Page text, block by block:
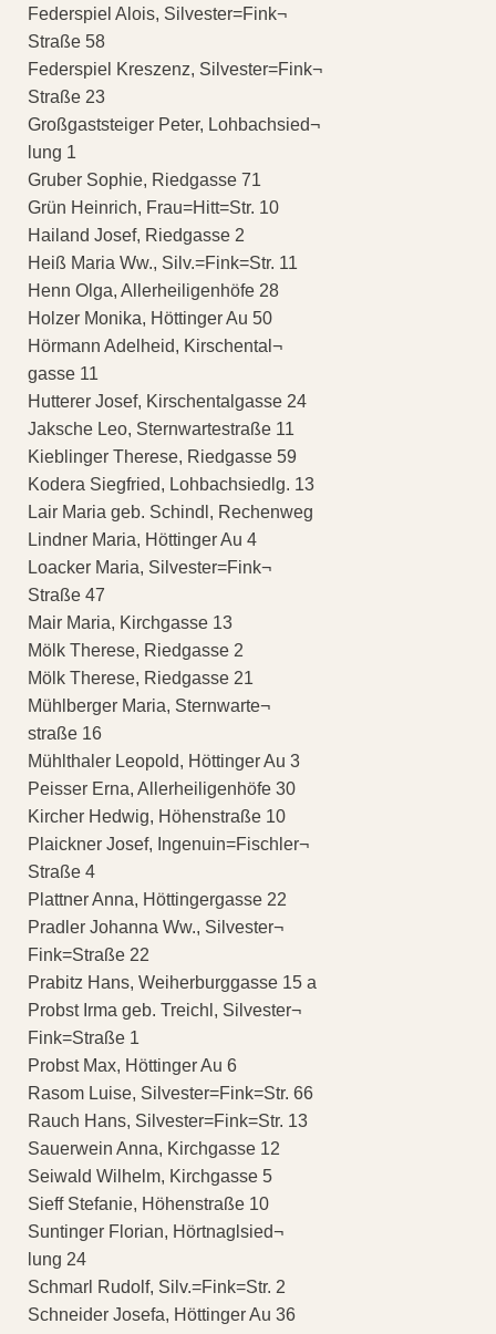
Federspiel Alois, Silvester=Fink¬
Straße 58
Federspiel Kreszenz, Silvester=Fink¬
Straße 23
Großgaststeiger Peter, Lohbachsied¬
lung 1
Gruber Sophie, Riedgasse 71
Grün Heinrich, Frau=Hitt=Str. 10
Hailand Josef, Riedgasse 2
Heiß Maria Ww., Silv.=Fink=Str. 11
Henn Olga, Allerheiligenhöfe 28
Holzer Monika, Höttinger Au 50
Hörmann Adelheid, Kirschental¬
gasse 11
Hutterer Josef, Kirschentalgasse 24
Jaksche Leo, Sternwartestraße 11
Kieblinger Therese, Riedgasse 59
Kodera Siegfried, Lohbachsiedlg. 13
Lair Maria geb. Schindl, Rechenweg
Lindner Maria, Höttinger Au 4
Loacker Maria, Silvester=Fink¬
Straße 47
Mair Maria, Kirchgasse 13
Mölk Therese, Riedgasse 2
Mölk Therese, Riedgasse 21
Mühlberger Maria, Sternwarte¬
straße 16
Mühlthaler Leopold, Höttinger Au 3
Peisser Erna, Allerheiligenhöfe 30
Kircher Hedwig, Höhenstraße 10
Plaickner Josef, Ingenuin=Fischler¬
Straße 4
Plattner Anna, Höttingergasse 22
Pradler Johanna Ww., Silvester¬
Fink=Straße 22
Prabitz Hans, Weiherburggasse 15 a
Probst Irma geb. Treichl, Silvester¬
Fink=Straße 1
Probst Max, Höttinger Au 6
Rasom Luise, Silvester=Fink=Str. 66
Rauch Hans, Silvester=Fink=Str. 13
Sauerwein Anna, Kirchgasse 12
Seiwald Wilhelm, Kirchgasse 5
Sieff Stefanie, Höhenstraße 10
Suntinger Florian, Hörtnaglsied¬
lung 24
Schmarl Rudolf, Silv.=Fink=Str. 2
Schneider Josefa, Höttinger Au 36